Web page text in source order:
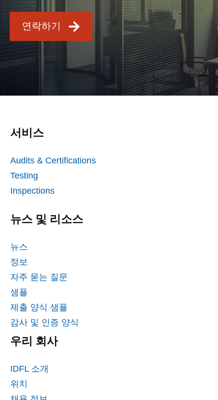
연락하기
서비스
Audits & Certifications
Testing
Inspections
뉴스 및 리소스
뉴스
정보
자주 묻는 질문
샘플
제출 양식 샘플
감사 및 인증 양식
우리 회사
IDFL 소개
위치